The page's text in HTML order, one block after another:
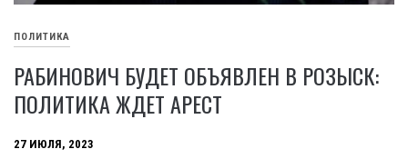
ПОЛИТИКА
РАБИНОВИЧ БУДЕТ ОБЪЯВЛЕН В РОЗЫСК:
ПОЛИТИКА ЖДЕТ АРЕСТ
27 ИЮЛЯ, 2023